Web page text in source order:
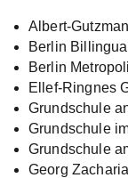
Albert-
Berlin
Berlin
Ellef-Ringnes
Grundschule
Grundschule
Grundschule
Georg